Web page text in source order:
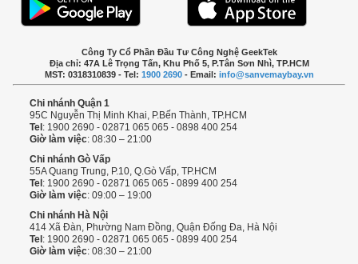
Công Ty Cổ Phần Đầu Tư Công Nghệ GeekTek
Địa chỉ: 47A Lê Trọng Tấn, Khu Phố 5, P.Tân Sơn Nhì, TP.HCM
MST: 0318310839 - Tel: 1900 2690- Email: info@sanvemaybay.vn
Chi nhánh Quận 1
95C Nguyễn Thị Minh Khai, P.Bến Thành, TP.HCM
Tel: 1900 2690 - 02871 065 065 - 0898 400 254
Giờ làm việc: 08:30 – 21:00
Chi nhánh Gò Vấp
55A Quang Trung, P.10, Q.Gò Vấp, TP.HCM
Tel: 1900 2690 - 02871 065 065 - 0899 400 254
Giờ làm việc: 09:00 – 19:00
Chi nhánh Hà Nội
414 Xã Đàn, Phường Nam Đồng, Quận Đống Đa, Hà Nội
Tel: 1900 2690 - 02871 065 065 - 0899 400 254
Giờ làm việc: 08:30 – 21:00